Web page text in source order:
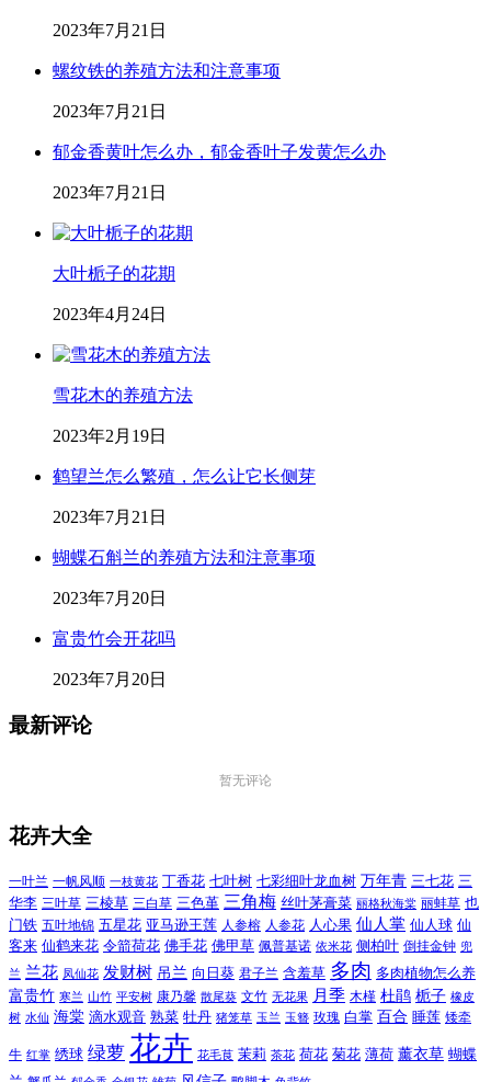
2023年7月21日
螺纹铁的养殖方法和注意事项
2023年7月21日
郁金香黄叶怎么办，郁金香叶子发黄怎么办
2023年7月21日
大叶栀子的花期
2023年4月24日
雪花木的养殖方法
2023年2月19日
鹤望兰怎么繁殖，怎么让它长侧芽
2023年7月21日
蝴蝶石斛兰的养殖方法和注意事项
2023年7月20日
富贵竹会开花吗
2023年7月20日
最新评论
暂无评论
花卉大全
一叶兰 一帆风顺 一枝黄花 丁香花 七叶树 七彩细叶龙血树 万年青 三七花 三
华李 三叶草 三棱草 三白草 三色堇 三角梅 丝叶茅膏菜 丽格秋海棠 丽蚌草 也
门铁 五叶地锦 五星花 亚马逊王莲 人参榕 人参花 人心果 仙人掌 仙人球 仙
客来 仙鹤来花 令箭荷花 佛手花 佛甲草 佩普基诺 依米花 侧柏叶 倒挂金钟 兜
兰 兰花 凤仙花 发财树 吊兰 向日葵 君子兰 含羞草 多肉 多肉植物怎么养
富贵竹 寒兰 山竹 平安树 康乃馨 散尾葵 文竹 无花果 月季 木槿 杜鹃 栀子 橡皮
树 水仙 海棠 滴水观音 熟菜 牡丹 猪笼草 玉兰 玉簪 玫瑰 白掌 百合 睡莲 矮牵
牛 红掌 绣球 绿萝 花卉 花毛茛 茉莉 茶花 荷花 菊花 薄荷 薰衣草 蝴蝶